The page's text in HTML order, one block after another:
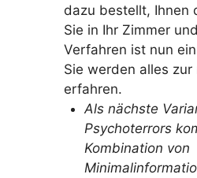
dazu bestellt, Ihnen
Sie in Ihr Zimmer
Verfahren ist nun
Sie werden alles
erfahren.
Als nächste
Psychoterrors
Kombination von